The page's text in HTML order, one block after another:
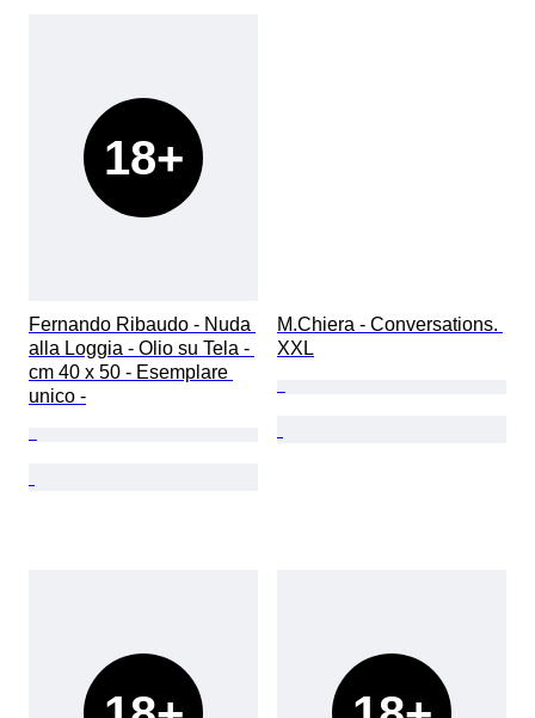
18+
Fernando Ribaudo - Nuda
alla Loggia - Olio su Tela -
cm 40 x 50 - Esemplare
unico -
M.Chiera - Conversations.
XXL